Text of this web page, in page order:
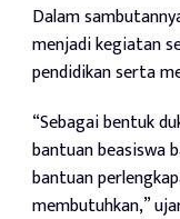
Dalam
menjadi kegiatan
pendidikan serta
“Sebagai bentuk
bantuan beasiswa
bantuan
membutuhkan,”